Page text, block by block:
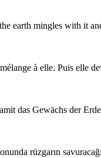
earth mingles with it
à elle. Puis elle
das Gewächs der
rüzgarın